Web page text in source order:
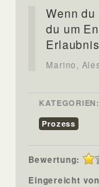
Wenn
du um
Marino,
KATEGORIEN:
Prozess
Bewertung:
Eingereicht